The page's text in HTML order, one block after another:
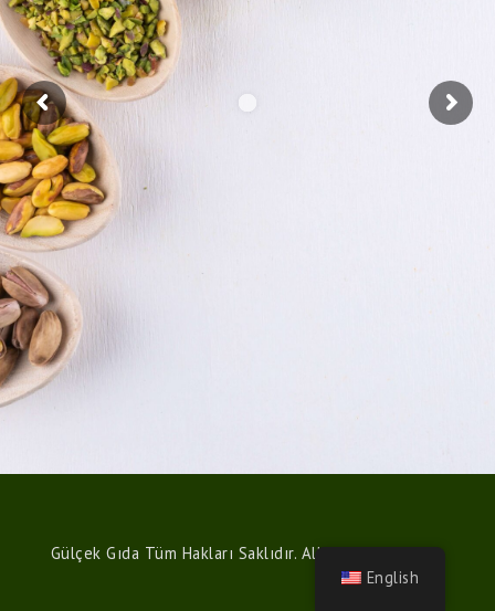
Gülçek Gıda Tüm Hakları Saklıdır. All Copyright 2021.
English